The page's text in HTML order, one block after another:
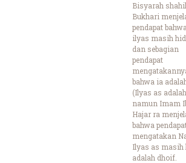
Bisyarah
Bukhari
pendapat
ilyas masih
dan sebagian
pendapat
bahwa ia
(Ilyas as
namun Imam
Hajar ra
bahwa
mengatakan
Ilyas as masih
adalah dhoif.